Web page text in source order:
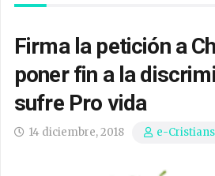
Firma la petición a
poner fin a la
sufre Pro vida
14 diciembre, 2018 e-Cristians